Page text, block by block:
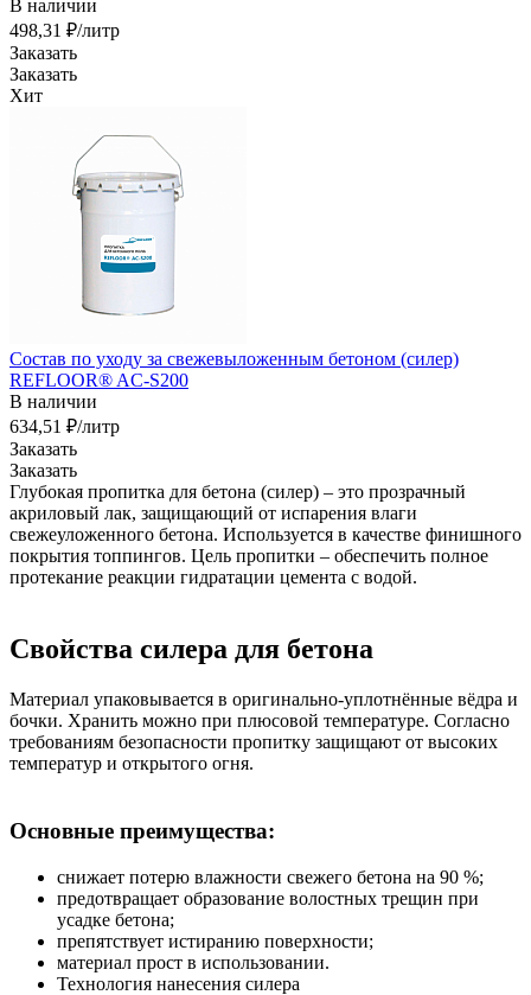
В наличии
498,31 ₽/литр
Заказать
Заказать
Хит
Состав по уходу за свежевыложенным бетоном (силер)
REFLOOR® AC-S200
В наличии
634,51 ₽/литр
Заказать
Заказать
Глубокая пропитка для бетона (силер) – это прозрачный
акриловый лак, защищающий от испарения влаги
свежеуложенного бетона. Используется в качестве финишного
покрытия топпингов. Цель пропитки – обеспечить полное
протекание реакции гидратации цемента с водой.
Свойства силера для бетона
Материал упаковывается в оригинально-уплотнённые вёдра и
бочки. Хранить можно при плюсовой температуре. Согласно
требованиям безопасности пропитку защищают от высоких
температур и открытого огня.
Основные преимущества:
снижает потерю влажности свежего бетона на 90 %;
предотвращает образование волостных трещин при
усадке бетона;
препятствует истиранию поверхности;
материал прост в использовании.
Технология нанесения силера